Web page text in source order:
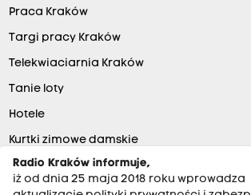
Praca Kraków
Targi pracy Kraków
Telekwiaciarnia Kraków
Tanie loty
Hotele
Kurtki zimowe damskie
Artykuły biurowe
Baza ofert pracy
Radio Kraków informuje,
iż od dnia 25 maja 2018 roku wprowadza